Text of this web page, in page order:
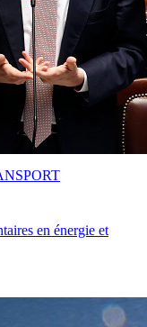
en énergie et